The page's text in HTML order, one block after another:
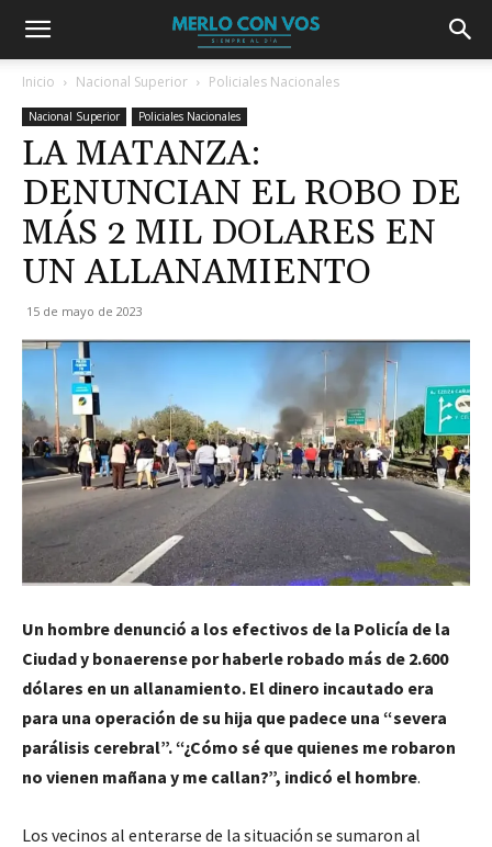
Inicio Nacional Superior Policiales Nacionales
Nacional Superior Policiales Nacionales
LA MATANZA:
DENUNCIAN EL ROBO DE
MÁS 2 MIL DOLARES EN
UN ALLANAMIENTO
15 de mayo de 2023
Un hombre denunció a los efectivos de la Policía de la
Ciudad y bonaerense por haberle robado más de 2.600
dólares en un allanamiento. El dinero incautado era
para una operación de su hija que padece una “severa
parálisis cerebral”. “¿Cómo sé que quienes me robaron
no vienen mañana y me callan?”, indicó el hombre.
Los vecinos al enterarse de la situación se sumaron al